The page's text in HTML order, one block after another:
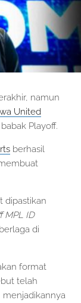
namun
United
Playoff.
berhasil
dipastikan
MPL ID
di
format
telah
menjadikannya